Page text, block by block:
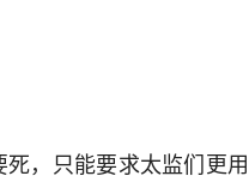
，只能要求太监们更用